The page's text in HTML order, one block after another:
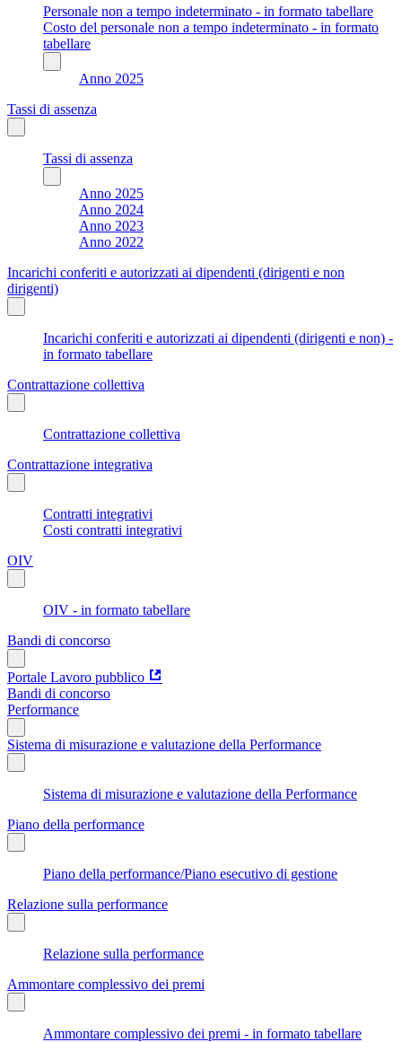
Personale non a tempo indeterminato - in formato tabellare
Costo del personale non a tempo indeterminato - in formato
tabellare
Anno 2025
Tassi di assenza
Tassi di assenza
Anno 2025
Anno 2024
Anno 2023
Anno 2022
Incarichi conferiti e autorizzati ai dipendenti (dirigenti e non
dirigenti)
Incarichi conferiti e autorizzati ai dipendenti (dirigenti e non) -
in formato tabellare
Contrattazione collettiva
Contrattazione collettiva
Contrattazione integrativa
Contratti integrativi
Costi contratti integrativi
OIV
OIV - in formato tabellare
Bandi di concorso
Portale Lavoro pubblico
Bandi di concorso
Performance
Sistema di misurazione e valutazione della Performance
Sistema di misurazione e valutazione della Performance
Piano della performance
Piano della performance/Piano esecutivo di gestione
Relazione sulla performance
Relazione sulla performance
Ammontare complessivo dei premi
Ammontare complessivo dei premi - in formato tabellare